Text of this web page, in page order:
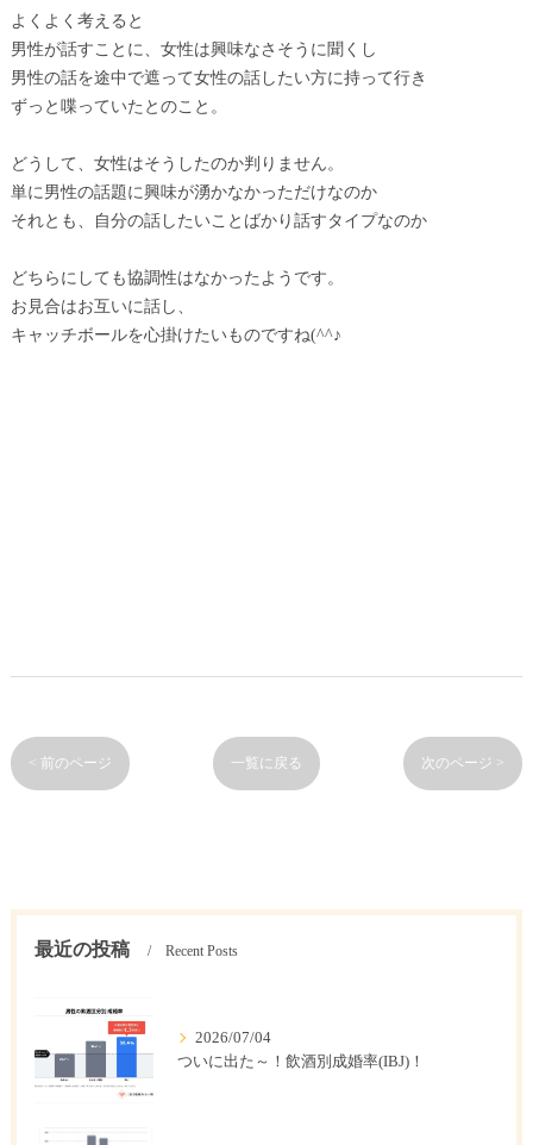
よくよく考えると
男性が話すことに、女性は興味なさそうに聞くし
男性の話を途中で遮って女性の話したい方に持って行き
ずっと喋っていたとのこと。
どうして、女性はそうしたのか判りません。
単に男性の話題に興味が湧かなかっただけなのか
それとも、自分の話したいことばかり話すタイプなのか
どちらにしても協調性はなかったようです。
お見合はお互いに話し、
キャッチボールを心掛けたいものですね(^^♪
< 前のページ 一覧に戻る 次のページ >
最近の投稿 Recent Posts
2026/07/04
ついに出た～！飲酒別成婚率(IBJ)！